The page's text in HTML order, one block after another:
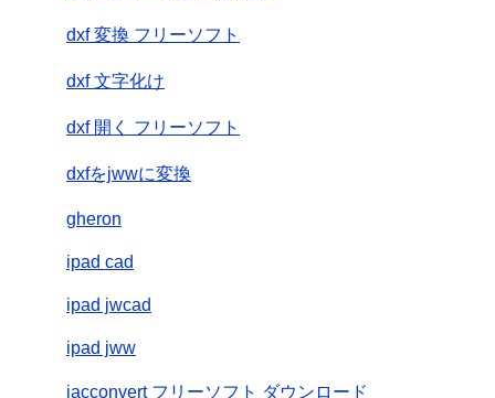
dxf 変換 フリーソフト
dxf 文字化け
dxf 開く フリーソフト
dxfをjwwに変換
gheron
ipad cad
ipad jwcad
ipad jww
jacconvert フリーソフト ダウンロード